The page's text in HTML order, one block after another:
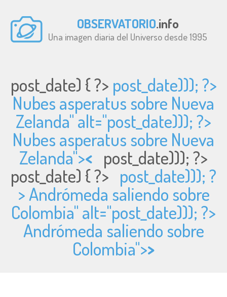
OBSERVATORIO.info
Una imagen diaria del Universo desde 1995
post_date) { ?> post_date))); ?>
Nubes asperatus sobre Nueva
Zelanda" alt="post_date))); ?>
Nubes asperatus sobre Nueva
Zelanda">< post_date))); ?>
post_date) { ?> post_date))); ?
> Andrómeda saliendo sobre
Colombia" alt="post_date))); ?>
Andrómeda saliendo sobre
Colombia">>